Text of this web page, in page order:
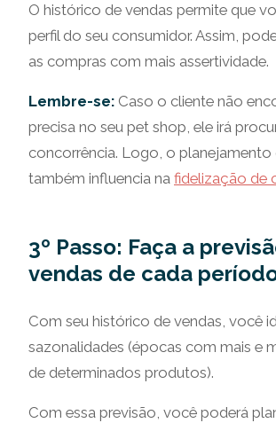
O histórico de vendas permite que
perfil do seu consumidor. Assim,
as compras com mais assertividade.
Lembre-se: Caso o cliente não
precisa no seu pet shop, ele irá
concorrência. Logo, o planejamento
também influencia na fidelização de
3º Passo: Faça a
vendas de cada
Com seu histórico de vendas, você
sazonalidades (épocas com mais e
de determinados produtos).
Com essa previsão, você poderá